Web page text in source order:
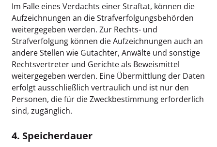
Im Falle eines Verdachts einer Straftat, können die
Aufzeichnungen an die Strafverfolgungsbehörden
weitergegeben werden. Zur Rechts- und
Strafverfolgung können die Aufzeichnungen auch an
andere Stellen wie Gutachter, Anwälte und sonstige
Rechtsvertreter und Gerichte als Beweismittel
weitergegeben werden. Eine Übermittlung der Daten
erfolgt ausschließlich vertraulich und ist nur den
Personen, die für die Zweckbestimmung erforderlich
sind, zugänglich.
4. Speicherdauer